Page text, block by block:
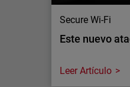
Secure Wi-Fi
Este nuevo
Leer Artículo